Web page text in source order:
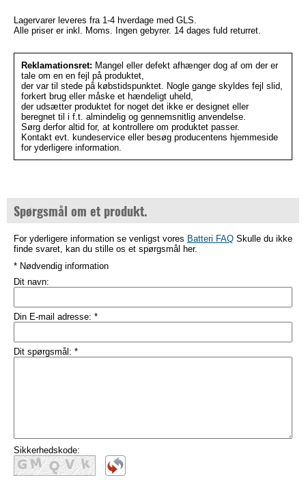
Lagervarer leveres fra 1-4 hverdage med GLS.
Alle priser er inkl. Moms. Ingen gebyrer. 14 dages fuld returret.
Reklamationsret: Mangel eller defekt afhænger dog af om der er
tale om en en fejl på produktet,
der var til stede på købstidspunktet. Nogle gange skyldes fejl slid,
forkert brug eller måske et hændeligt uheld,
der udsætter produktet for noget det ikke er designet eller
beregnet til i f.t. almindelig og gennemsnitlig anvendelse.
Sørg derfor altid for, at kontrollere om produktet passer.
Kontakt evt. kundeservice eller besøg producentens hjemmeside
for yderligere information.
Spørgsmål om et produkt.
For yderligere information se venligst vores Batteri FAQ Skulle du ikke
finde svaret, kan du stille os et spørgsmål her.
* Nødvendig information
Dit navn:
Din E-mail adresse: *
Dit spørgsmål: *
Sikkerhedskode: